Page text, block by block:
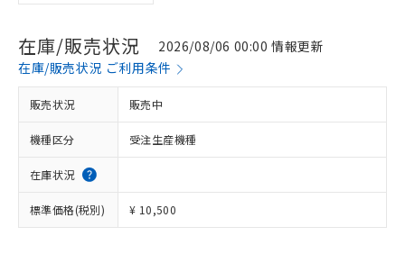
在庫/販売状況
2026/08/06 00:00 情報更新
在庫/販売状況 ご利用条件
販売状況 販売中
機種区分 受注生産機種
在庫状況
標準価格(税別) ¥ 10,500